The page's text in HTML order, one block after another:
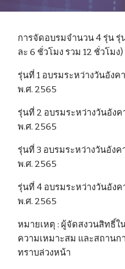
การจัดอบรมจำนวน 4 รุ่น รุ่
ละ 6 ชั่วโมง รวม 12 ชั่วโมง)
รุ่นที่ 1 อบรมระหว่างวันอัง
พ.ศ. 2565
รุ่นที่ 2 อบรมระหว่างวันอัง
พ.ศ. 2565
รุ่นที่ 3 อบรมระหว่างวันอัง
พ.ศ. 2565
รุ่นที่ 4 อบรมระหว่างวันอัง
พ.ศ. 2565
หมายเหตุ : ผู้จัดสงวนสิทธิ์
ความเหมาะสม และสถาน
ทราบล่วงหน้า